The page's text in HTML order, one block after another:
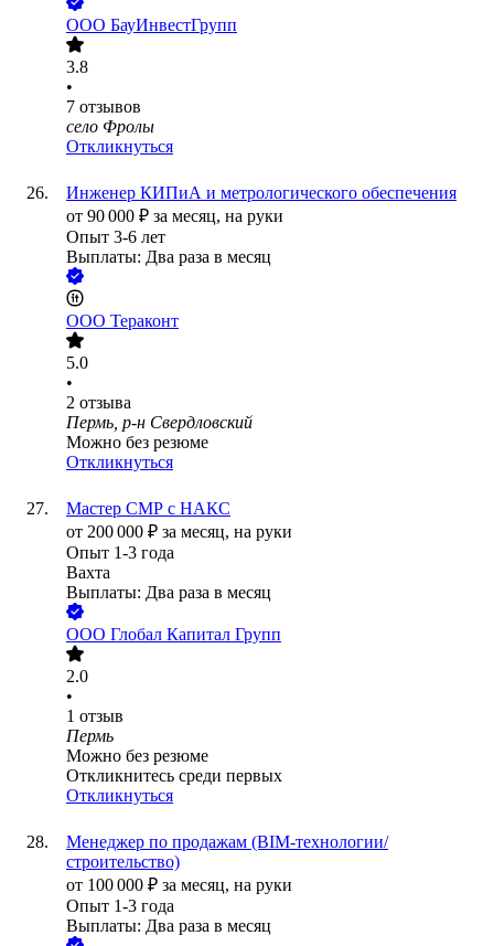
ООО БауИнвестГрупп
3.8
•
7 отзывов
село Фролы
Откликнуться
Инженер КИПиА и метрологического обеспечения
от 90 000 ₽ за месяц, на руки
Опыт 3-6 лет
Выплаты: Два раза в месяц
ООО Тераконт
5.0
•
2 отзыва
Пермь, р-н Свердловский
Можно без резюме
Откликнуться
Мастер СМР с НАКС
от 200 000 ₽ за месяц, на руки
Опыт 1-3 года
Вахта
Выплаты: Два раза в месяц
ООО Глобал Капитал Групп
2.0
•
1 отзыв
Пермь
Можно без резюме
Откликнитесь среди первых
Откликнуться
Менеджер по продажам (BIM-технологии/
строительство)
от 100 000 ₽ за месяц, на руки
Опыт 1-3 года
Выплаты: Два раза в месяц